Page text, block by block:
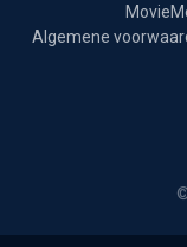
Algemene